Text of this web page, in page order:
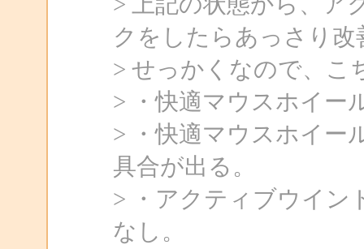
クをしたらあっさり改
> せっかくなので、こ
> ・快適マウスホイー
> ・快適マウスホイー
具合が出る。
> ・アクティブウイン
なし。